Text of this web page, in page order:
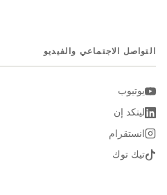
التواصل الاجتماعي والفيديو
يوتيوب
لينكد إن
انستقرام
تيك توك